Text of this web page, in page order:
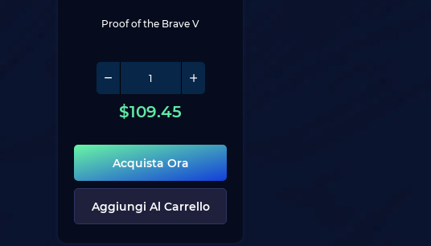
Proof of the Brave V
$109.45
Acquista Ora
Aggiungi Al Carrello